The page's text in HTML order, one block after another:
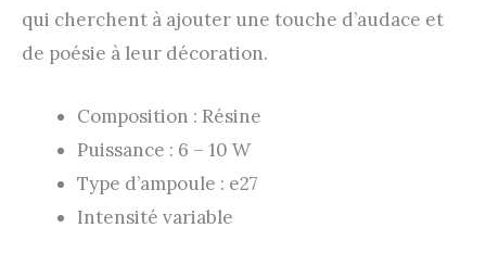
qui cherchent à ajouter une touche d’audace et
de poésie à leur décoration.
Composition : Résine
Puissance : 6 – 10 W
Type d’ampoule : e27
Intensité variable